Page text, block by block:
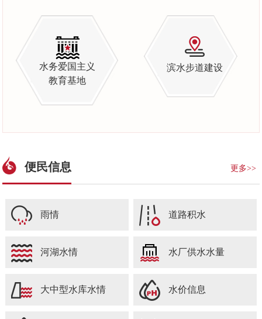
水务爱国主义
教育基地
滨水步道建设
便民信息 更多>>
雨情 道路积水
河湖水情 水厂供水水量
大中型水库水情 水价信息